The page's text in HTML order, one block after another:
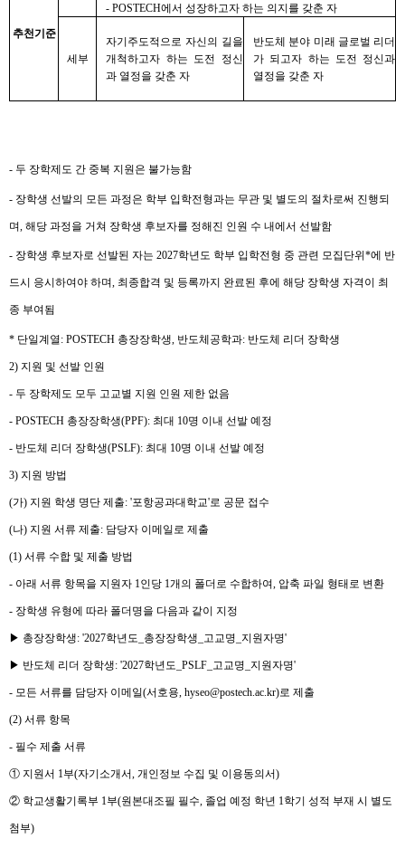
추천기준
- POSTECH에서 성장하고자 하는 의지를 갖춘 자
세부
자기주도적으로 자신의 길을
개척하고자 하는 도전 정신
과 열정을 갖춘 자
반도체 분야 미래 글로벌 리더
가 되고자 하는 도전 정신과
열정을 갖춘 자
- 두 장학제도 간 중복 지원은 불가능함
- 장학생 선발의 모든 과정은 학부 입학전형과는 무관 및 별도의 절차로써 진행되
며 해당 과정을 거쳐 장학생 후보자를 정해진 인원 수 내에서 선발함
- 장학생 후보자로 선발된 자는 2027학년도 학부 입학전형 중 관련 모집단위 *에 반
드시 응시하여야 하며, 최종합격 및 등록까지 완료된 후에 해당 장학생 자격이 최
종 부여됨
* 단일계열 : POSTECH 총장장학생, 반도체공학과: 반도체 리더 장학생
2) 지원 및 선발 인원
- 두 장학제도 모두 고교별 지원 인원 제한 없음
- POSTECH 총장장학생(PPF): 최대 10명 이내 선발 예정
- 반도체 리더 장학생(PSLF): 최대 10명 이내 선발 예정
3) 지원 방법
(가) 지원 학생 명단 제출: '포항공과대학교'로 공문 접수
(나) 지원 서류 제출: 담당자 이메일로 제출
(1) 서류 수합 및 제출 방법
- 아래 서류 항목을 지원자 1인당 1개의 폴더로 수합하여, 압축 파일 형태로 변환
- 장학생 유형에 따라 폴더명을 다음과 같이 지정
▶ 총장장학생: '2027학년도 총장장학생 고교명 지원자명'
▶ 반도체 리더 장학생: '2027학년도 _PSLF_ 고교명 지원자명'
- 모든 서류를 담당자 이메일(서호용, hyseo@postech.ac.kr)로 제출
(2) 서류 항목
- 필수 제출 서류
① 지원서 1부(자기소개서, 개인정보 수집 및 이용동의서)
② 학교생활기록부 1부(원본대조필 필수, 졸업 예정 학년 1학기 성적 부재 시 별도
첨부)